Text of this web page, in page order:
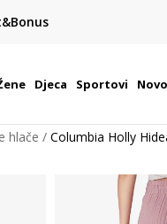
u Hrvatskoj
Djeca Sportovi
hlače Columbia Holly